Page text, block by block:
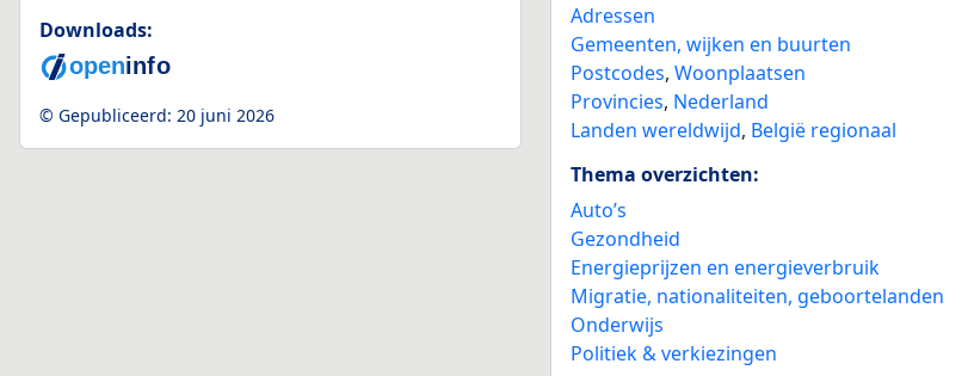
Downloads:
© Gepubliceerd: 20 juni 2026
Adressen
Gemeenten, wijken en buurten
Postcodes,Woonplaatsen
Provincies, Nederland
Landen wereldwijd, België regionaal
Thema overzichten:
Auto’s
Gezondheid
Energieprijzen en energieverbruik
Migratie, nationaliteiten, geboortelanden
Onderwijs
Politiek & verkiezingen